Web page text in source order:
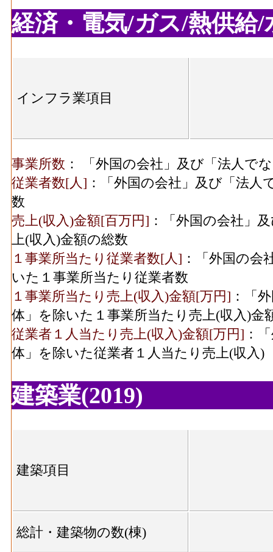
経済・電気/ガス/熱供給/
インフラ業項目
事業所数 ： 「外国の会社」及び「法人で
従業者数[人] ：「外国の会社」及び「法
数
売上(収入)金額[百万円] ：「外国の会社」
上(収入)金額の総数
１事業所当たり従業者数[人] ：「外国の会
いた１事業所当たり従業者数
１事業所当たり売上(収入)金額[万円] ：「
体」を除いた１事業所当たり売上(収入)金
従業者１人当たり売上(収入)金額[万円] ：
体」を除いた従業者１人当たり売上(収入)
建築業(2019)
建築項目
総計・建築物の数(棟)